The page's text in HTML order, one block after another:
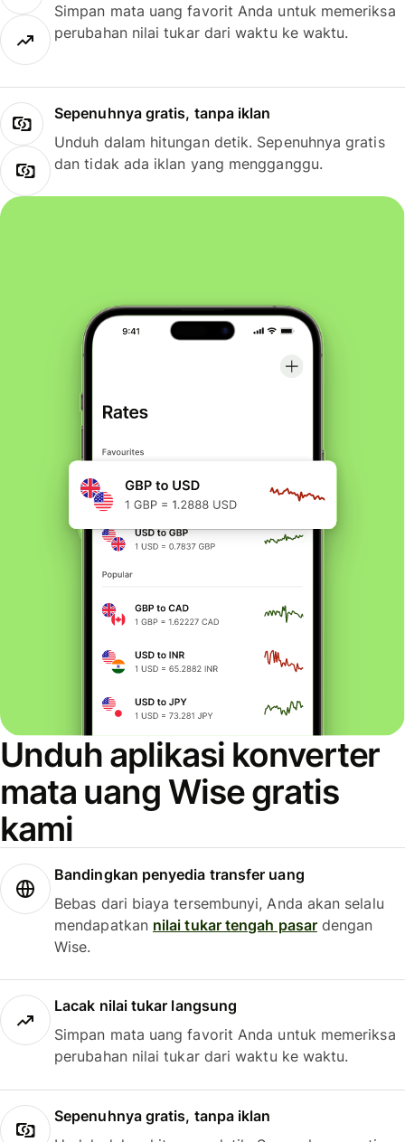
Simpan mata uang favorit Anda untuk memeriksa
perubahan nilai tukar dari waktu ke waktu.
Sepenuhnya gratis, tanpa iklan
Unduh dalam hitungan detik. Sepenuhnya gratis
dan tidak ada iklan yang mengganggu.
Unduh aplikasi konverter
mata uang Wise gratis
kami
Bandingkan penyedia transfer uang
Bebas dari biaya tersembunyi, Anda akan selalu
mendapatkan nilai tukar tengah pasardengan
Wise.
Lacak nilai tukar langsung
Simpan mata uang favorit Anda untuk memeriksa
perubahan nilai tukar dari waktu ke waktu.
Sepenuhnya gratis, tanpa iklan